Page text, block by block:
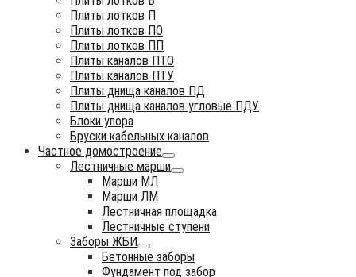
Плиты лотков П
Плиты лотков ПО
Плиты лотков ПП
Плиты каналов ПТО
Плиты каналов ПТУ
Плиты днища каналов ПД
Плиты днища каналов угловые ПДУ
Блоки упора
Бруски кабельных каналов
Частное домостроение
Лестничные марши
Марши МЛ
Марши ЛМ
Лестничная площадка
Лестничные ступени
Заборы ЖБИ
Бетонные заборы
Фундамент под забор